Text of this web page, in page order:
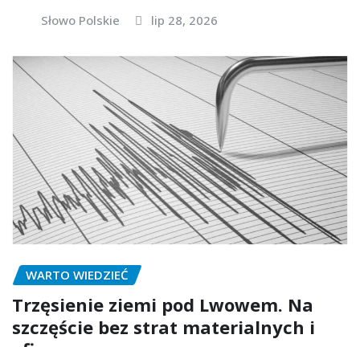
Słowo Polskie lip 28, 2026
WARTO WIEDZIEĆ
Trzęsienie ziemi pod Lwowem. Na
szczęście bez strat materialnych i